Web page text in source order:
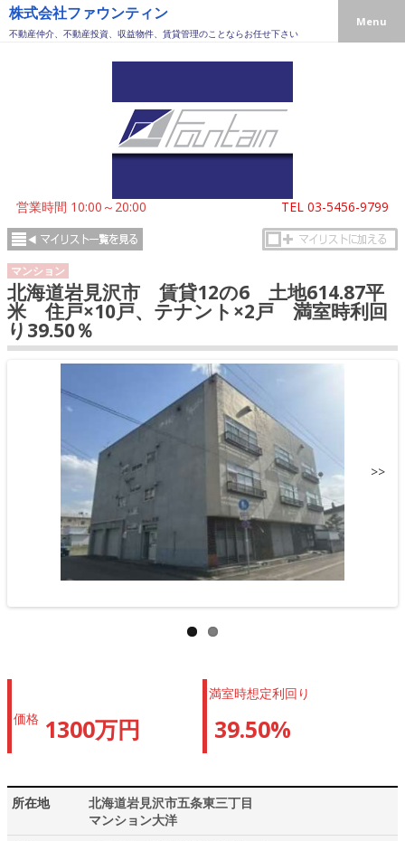
株式会社ファウンティン
不動産仲介、不動産投資、収益物件、賃貸管理のことならお任せ下さい
営業時間 10:00～20:00 TEL 03-5456-9799
Menu
マンション
北海道岩見沢市 賃貸12の6 土地614.87平
米 住戸×10戸、テナント×2戸 満室時利回
り39.50％
>>
価格 1300万円
満室時想定利回り
39.50%
所在地
北海道岩見沢市五条東三丁目
マンション大洋